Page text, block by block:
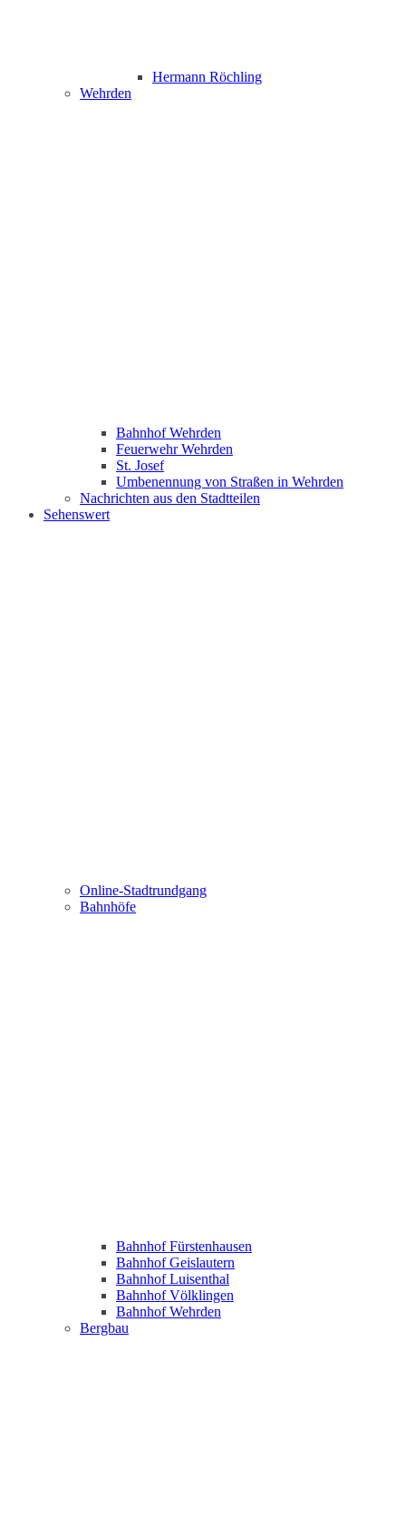
Hermann Röchling
Wehrden
Bahnhof Wehrden
Feuerwehr Wehrden
St. Josef
Umbenennung von Straßen in Wehrden
Nachrichten aus den Stadtteilen
Sehenswert
Online-Stadtrundgang
Bahnhöfe
Bahnhof Fürstenhausen
Bahnhof Geislautern
Bahnhof Luisenthal
Bahnhof Völklingen
Bahnhof Wehrden
Bergbau